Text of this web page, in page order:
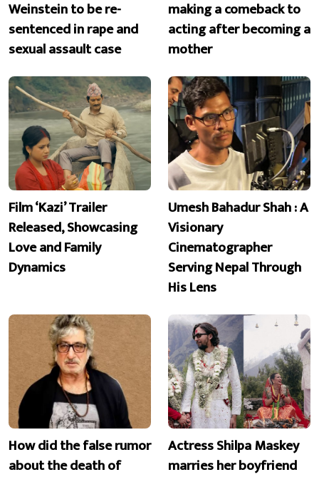
Weinstein to be re-
sentenced in rape and
sexual assault case
making a comeback to
acting after becoming a
mother
Film ‘Kazi’ Trailer
Released, Showcasing
Love and Family
Dynamics
Umesh Bahadur Shah : A
Visionary
Cinematographer
Serving Nepal Through
His Lens
How did the false rumor
about the death of
Actress Shilpa Maskey
marries her boyfriend